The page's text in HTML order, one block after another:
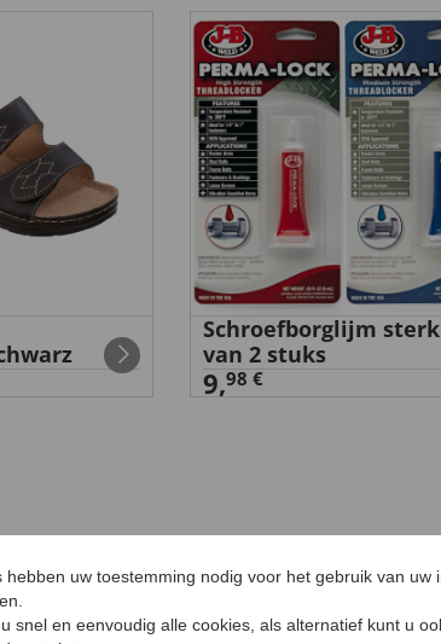
Schroefborglijm
van 2 stuks
9,98 €
hebben uw toestemming nodig voor het gebruik van uw
snel en eenvoudig alle cookies, als alternatief kunt u